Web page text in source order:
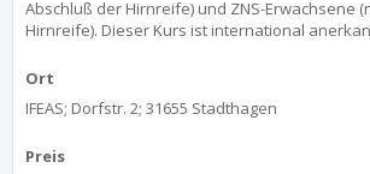
Abschluß der Hirnreife) und ZNS-Erwachsene
Hirnreife). Dieser Kurs ist international
Ort
IFEAS; Dorfstr. 2; 31655 Stadthagen
Preis